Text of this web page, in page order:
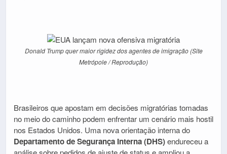
Donald Trump quer maior rigidez dos agentes de imigração (Site
Metrópole / Reprodução)
Brasileiros que apostam em decisões migratórias tomadas
no meio do caminho podem enfrentar um cenário mais hostil
nos Estados Unidos. Uma nova orientação interna do
Departamento de Segurança Interna (DHS)endureceu a